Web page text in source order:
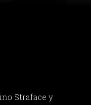
Straface y